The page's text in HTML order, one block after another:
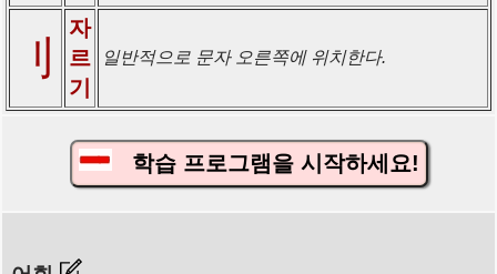
刂
자
르
기
일반적으로 문자 오른쪽에 위치한다.
학습 프로그램을 시작하세요!